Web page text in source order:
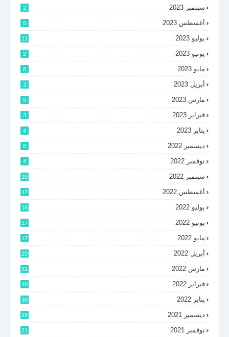
سبتمبر 2023 2
أغسطس 2023 5
يوليو 2023 11
يونيو 2023 2
مايو 2023 8
أبريل 2023 3
مارس 2023 9
فبراير 2023 3
يناير 2023 4
ديسمبر 2022 8
نوفمبر 2022 4
سبتمبر 2022 10
أغسطس 2022 17
يوليو 2022 16
يونيو 2022 17
مايو 2022 17
أبريل 2022 20
مارس 2022 31
فبراير 2022 46
يناير 2022 30
ديسمبر 2021 29
نوفمبر 2021 21